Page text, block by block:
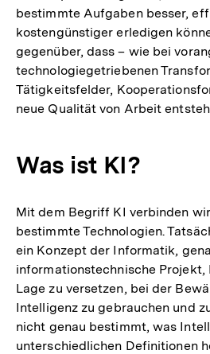
bestimmte Aufgaben besser,
kostengünstiger erledigen
gegenüber, dass – wie bei
technologiegetriebenen
Tätigkeitsfelder,
neue Qualität von Arbeit
Was ist KI?
Mit dem Begriff KI verbinden
bestimmte Technologien.
ein Konzept der Informatik,
informationstechnische Projekt,
Lage zu versetzen, bei der
Intelligenz zu gebrauchen und
nicht genau bestimmt, was
unterschiedlichen Definitionen